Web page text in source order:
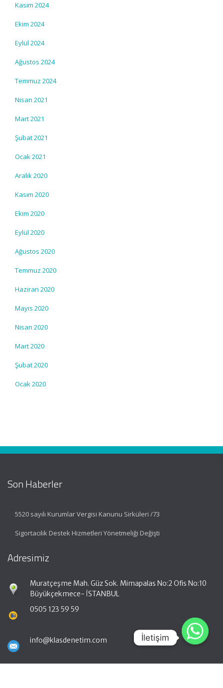
Kasım 2024
Ekim 2024
Eylül 2024
Ağustos 2024
Temmuz 2024
Nisan 2021
Mart 2021
Şubat 2021
Ocak 2021
Aralık 2020
Kasım 2020
Ekim 2020
Eylül 2020
Ağustos 2020
Temmuz 2020
Haziran 2020
Mayıs 2020
Nisan 2020
Mart 2020
Şubat 2020
Ocak 2020
Son Haberler
5520 sayılı Kurumlar Vergisi Kanunu Sirküleri /73
Sigortacılık Destek Hizmetleri Yönetmeliği Değişti
Adresimiz
Muratçeşme Mah. Güz Sok. Mimapalas No:2 Ofis No:10
Büyükçekmece- İSTANBUL
0505 123 59 59
info@klasdenetim.com İletişim
İletişim